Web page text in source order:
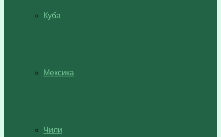
Куба
Мексика
Чили